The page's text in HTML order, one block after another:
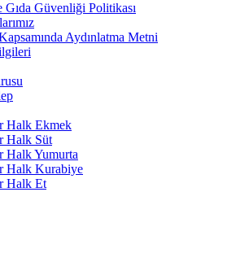
Gıda Güvenliği Politikası
Aydınlatma Metni
Halk Ekmek
Halk Süt
Halk Yumurta
Halk Kurabiye
Halk Et